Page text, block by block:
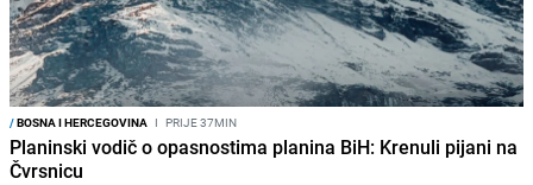
/BOSNA I HERCEGOVINA I PRIJE 37MIN
Planinski vodič o opasnostima planina BiH: Krenuli pijani na
Čvrsnicu